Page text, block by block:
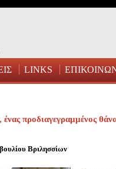
LINKS
προδιαγεγραμμένος
Βριλησσίων